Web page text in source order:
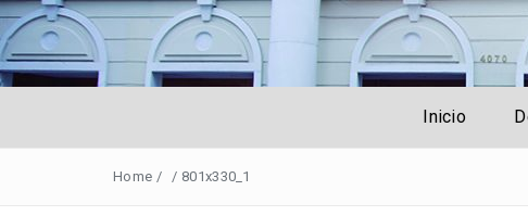
Obreros Inicio
Home / / 801x330_1